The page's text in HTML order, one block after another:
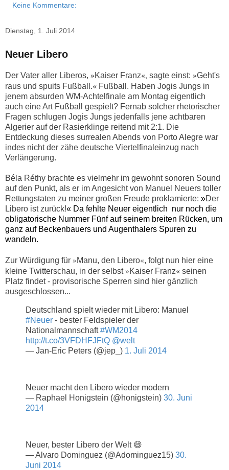
Keine Kommentare:
Dienstag, 1. Juli 2014
Neuer Libero
Der Vater aller Liberos, »Kaiser Franz«, sagte einst: »Geht's
raus und spuits Fußball.« Fußball. Haben Jogis Jungs in
jenem absurden WM-Achtelfinale am Montag eigentlich
auch eine Art Fußball gespielt? Fernab solcher rhetorischer
Fragen schlugen Jogis Jungs jedenfalls jene achtbaren
Algerier auf der Rasierklinge reitend mit 2:1. Die
Entdeckung dieses surrealen Abends von Porto Alegre war
indes nicht der zähe deutsche Viertelfinaleinzug nach
Verlängerung.
Béla Réthy brachte es vielmehr im gewohnt sonoren Sound
auf den Punkt, als er im Angesicht von Manuel Neuers toller
Rettungstaten zu meiner großen Freude proklamierte: »Der
Libero ist zurück!« Da fehlte Neuer eigentlich nur noch die
obligatorische Nummer Fünf auf seinem breiten Rücken, um
ganz auf Beckenbauers und Augenthalers Spuren zu
wandeln.
Zur Würdigung für »Manu, den Libero«, folgt nun hier eine
kleine Twitterschau, in der selbst »Kaiser Franz« seinen
Platz findet - provisorische Sperren sind hier gänzlich
ausgeschlossen...
Deutschland spielt wieder mit Libero: Manuel
#Neuer - bester Feldspieler der
Nationalmannschaft#WM2014
http://t.co/3VFDHFJFtQ @welt
— Jan-Eric Peters (@jep_) 1. Juli 2014
Neuer macht den Libero wieder modern
— Raphael Honigstein (@honigstein) 30. Juni
2014
Neuer, bester Libero der Welt 😄
— Alvaro Dominguez (@Adominguez15) 30.
Juni 2014